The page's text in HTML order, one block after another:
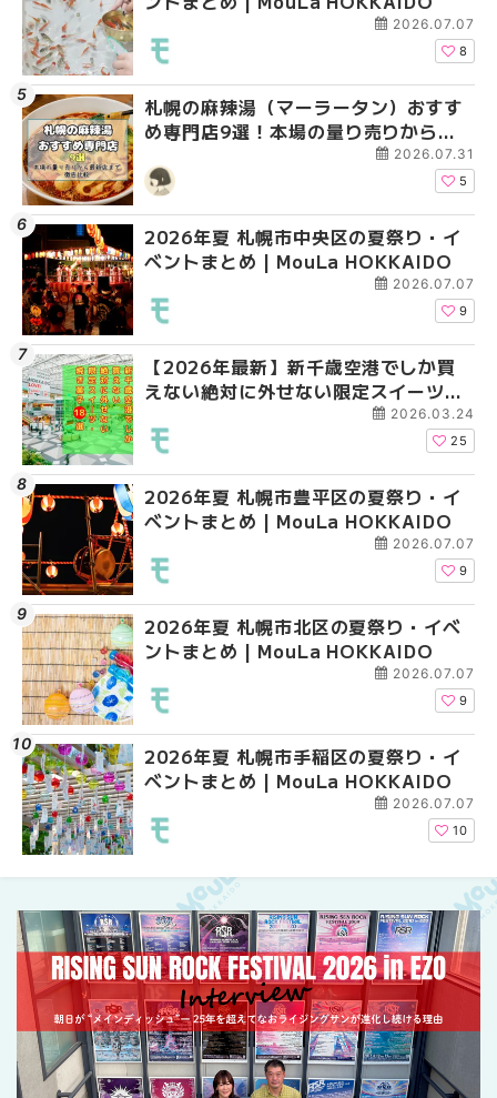
2026.07.07
8
札幌の麻辣湯（マーラータン）おすす
め専門店9選！本場の量り売りから最
新店まで徹底比較 | MouLa
HOKKAIDO
2026.07.31
5
2026年夏 札幌市中央区の夏祭り・イ
ベントまとめ | MouLa HOKKAIDO
2026.07.07
9
【2026年最新】新千歳空港でしか買
えない絶対に外せない限定スイーツ・
焼き菓子18選 | MouLa HOKKAIDO
2026.03.24
25
2026年夏 札幌市豊平区の夏祭り・イ
ベントまとめ | MouLa HOKKAIDO
2026.07.07
9
2026年夏 札幌市北区の夏祭り・イベ
ントまとめ | MouLa HOKKAIDO
2026.07.07
9
2026年夏 札幌市手稲区の夏祭り・イ
ベントまとめ | MouLa HOKKAIDO
2026.07.07
10
2026年夏 札幌市白石
ベントまとめ |
2026年夏 札幌市清田
ベントまとめ |
2026年夏 札幌市南区
ントまとめ | MouLa
2026年夏 札幌市豊平
ベントまとめ |
2026年夏 札幌市中央
ベントまとめ |
2026年夏 恵庭市・千
イベントまとめ |
2026年夏 札幌市手稲
ベントまとめ |
札幌の麻辣湯（マーラ
め専門店6選！本場の
新店まで徹底比較 |
2026年夏 札幌市清田
ベントまとめ |
【2026年最新】新千
えない絶対に外せない
焼き菓子18選 |
【新千歳空港】新カー
業。「SUPER
ーパーラウンジアネッ
介！！ | MouLa
2026年夏 札幌市豊平
ベントまとめ |